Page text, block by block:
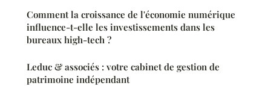
Comment la croissance de l'économie numérique
influence-t-elle les investissements dans les
bureaux high-tech ?
Leduc & associés : votre cabinet de gestion de
patrimoine indépendant